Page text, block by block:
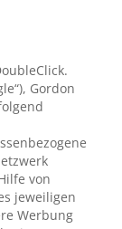
Gordon
von
jeweiligen
Werbung